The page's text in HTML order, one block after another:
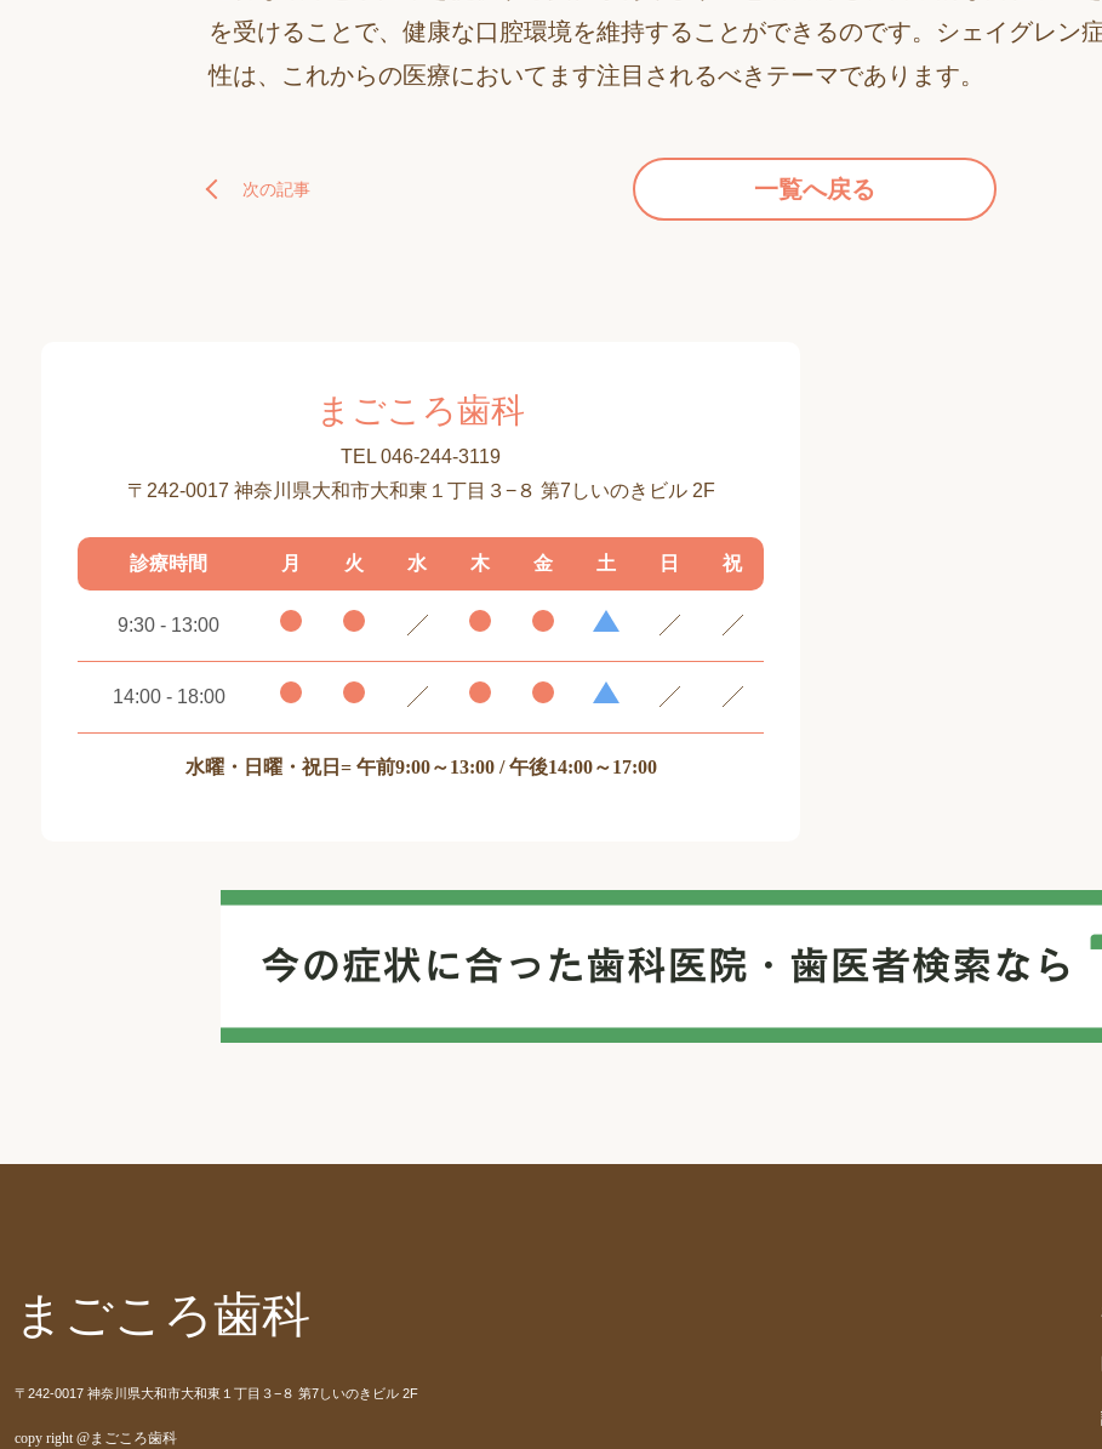
を受けることで、健康な口腔環境を維持することができるのです。シェイグレン
性は、これからの医療においてます注目されるべきテーマであります。
次の記事 一覧へ戻る
まごころ歯科
TEL 046-244-3119
〒242-0017 神奈川県大和市大和東１丁目３−８ 第7しいのきビル 2F
診療時間 月 火 水 木 金 土 日 祝
9:30 - 13:00
14:00 - 18:00
水曜・日曜・祝日 = 午前9:00～13:00 / 午後14:00～17:00
まごころ歯科
〒242-0017 神奈川県大和市大和東１丁目３−８ 第7しいのきビル 2F
copy right @まごころ歯科